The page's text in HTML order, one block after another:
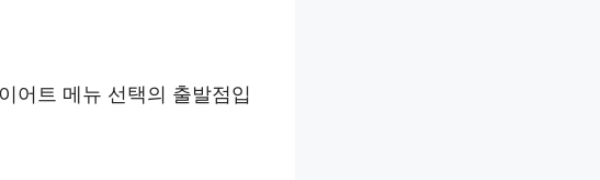
어트 메뉴 선택의 출발점입